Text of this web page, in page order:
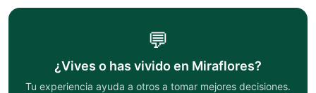
💬
¿Vives o has vivido en Miraflores?
Tu experiencia ayuda a otros a tomar mejores decisiones.